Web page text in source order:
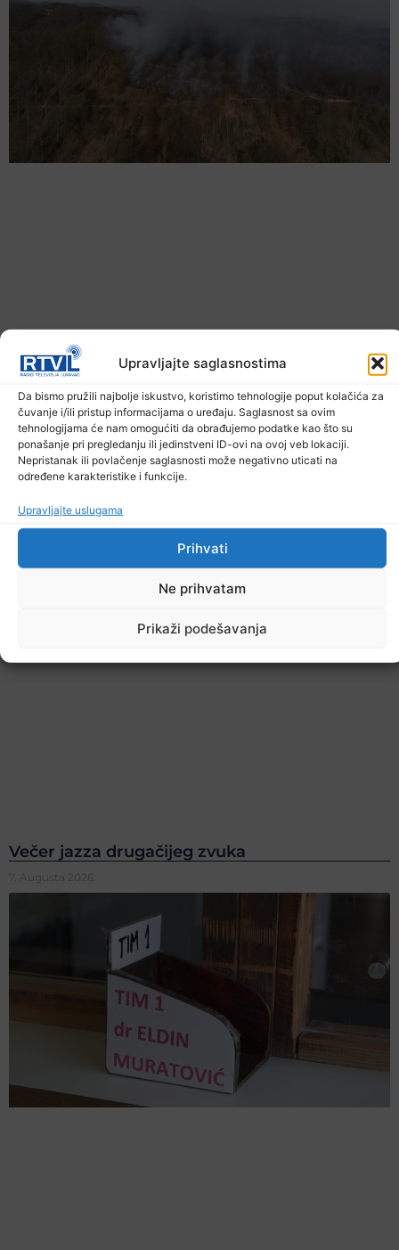
Upravljajte saglasnostima
Da bismo pružili najbolje iskustvo, koristimo tehnologije poput kolačića za
čuvanje i/ili pristup informacijama o uređaju. Saglasnost sa ovim
tehnologijama će nam omogućiti da obrađujemo podatke kao što su
ponašanje pri pregledanju ili jedinstveni ID-ovi na ovoj veb lokaciji.
Nepristanak ili povlačenje saglasnosti može negativno uticati na
određene karakteristike i funkcije.
Upravljajte uslugama
Prihvati
Ne prihvatam
Prikaži podešavanja
U TK povećan broj požara
7. Augusta 2026.
Večer jazza drugačijeg zvuka
7. Augusta 2026.